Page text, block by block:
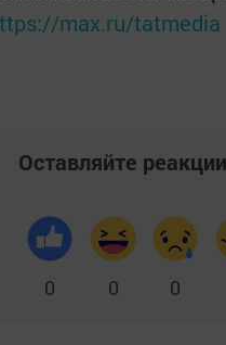
max.ru/tatmedia
Оставляйте реакции
0 0 0